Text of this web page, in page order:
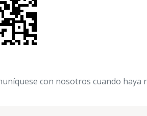
con nosotros cuando haya
al Talento Académico)